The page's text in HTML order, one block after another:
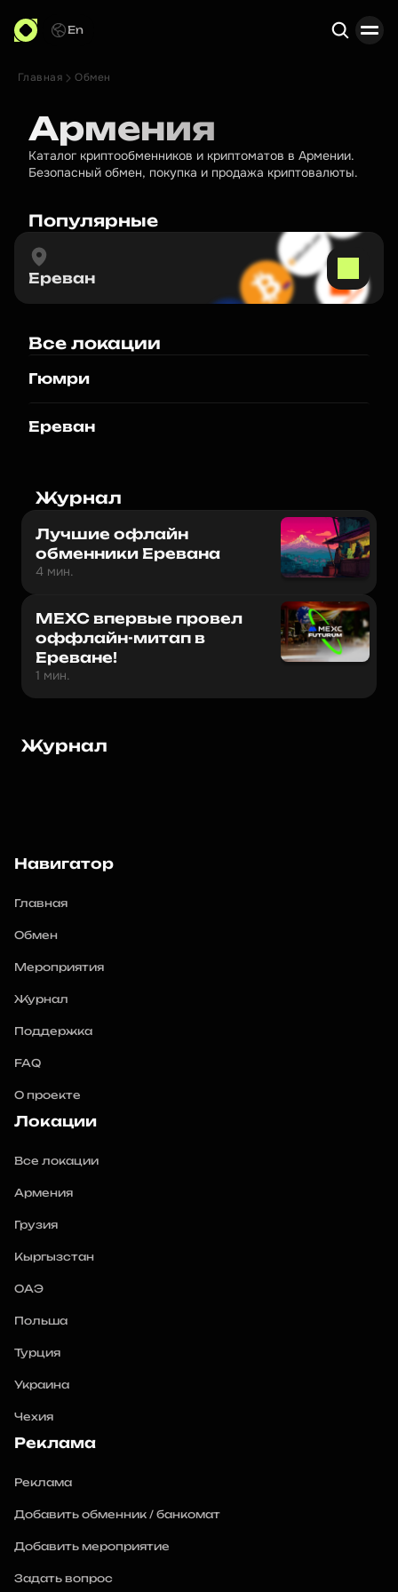
En
Главная Обмен
Армения
Каталог криптообменников и криптоматов в Армении.
Безопасный обмен, покупка и продажа криптовалюты.
Популярные
Ереван
Все локации
Гюмри
Ереван
Журнал
Лучшие офлайн
обменники Еревана
4 мин.
MEXC впервые провел
оффлайн-митап в
Ереване!
1 мин.
Журнал
Навигатор
Главная
Обмен
Мероприятия
Журнал
Поддержка
FAQ
О проекте
Локации
Все локации
Армения
Грузия
Кыргызстан
ОАЭ
Польша
Турция
Украина
Чехия
Реклама
Реклама
Добавить обменник / банкомат
Добавить мероприятие
Задать вопрос